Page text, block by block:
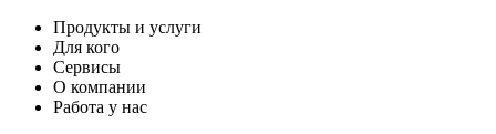
Продукты и услуги
Для кого
Сервисы
О компании
Работа у нас